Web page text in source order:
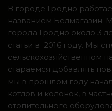
В городе Гродно
названием Белмагазин.
города Гродно около 3
статьи в 2016 году. Мы
сельскохозяйственном
стараемся добавлять
мы в прошлом году
котлов и колонок, в
отопительного